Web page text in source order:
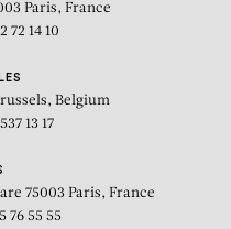
Paris, France
72 14 10
Belgium
13 17
75003 Paris, France
76 55 55